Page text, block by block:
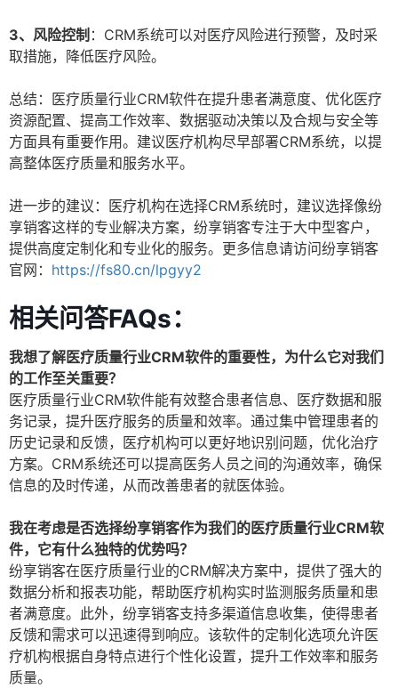
3、风险控制 ：CRM系统可以对医疗风险进行预警，及时采
取措施，降低医疗风险。
总结：医疗质量行业CRM软件在提升患者满意度、优化医疗
资源配置、提高工作效率、数据驱动决策以及合规与安全等
方面具有重要作用。建议医疗机构尽早部署CRM系统，以提
高整体医疗质量和服务水平。
进一步的建议：医疗机构在选择CRM系统时，建议选择像纷
享销客这样的专业解决方案，纷享销客专注于大中型客户，
提供高度定制化和专业化的服务。更多信息请访问纷享销客
官网： https://fs80.cn/lpgyy2
相关问答FAQs：
我想了解医疗质量行业CRM软件的重要性，为什么它对我们
的工作至关重要？
医疗质量行业CRM软件能有效整合患者信息、医疗数据和服
务记录，提升医疗服务的质量和效率。通过集中管理患者的
历史记录和反馈，医疗机构可以更好地识别问题，优化治疗
方案。CRM系统还可以提高医务人员之间的沟通效率，确保
信息的及时传递，从而改善患者的就医体验。
我在考虑是否选择纷享销客作为我们的医疗质量行业CRM软
件，它有什么独特的优势吗？
纷享销客在医疗质量行业的CRM解决方案中，提供了强大的
数据分析和报表功能，帮助医疗机构实时监测服务质量和患
者满意度。此外，纷享销客支持多渠道信息收集，使得患者
反馈和需求可以迅速得到响应。该软件的定制化选项允许医
疗机构根据自身特点进行个性化设置，提升工作效率和服务
质量。